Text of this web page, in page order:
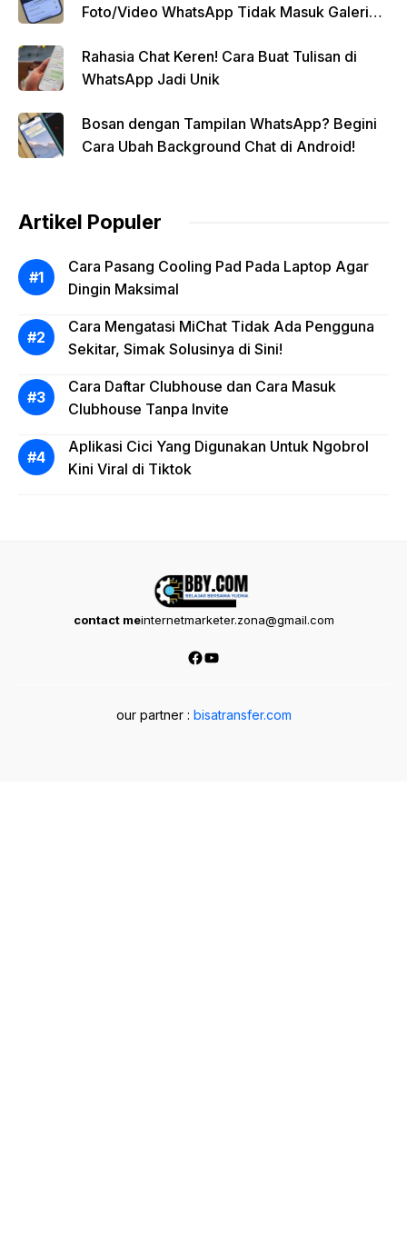
Foto/Video WhatsApp Tidak Masuk Galeri
Rahasia Chat Keren! Cara Buat Tulisan di
WhatsApp Jadi Unik
Bosan dengan Tampilan WhatsApp? Begini
Cara Ubah Background Chat di Android!
Artikel Populer
Cara Pasang Cooling Pad Pada Laptop Agar
Dingin Maksimal
Cara Mengatasi MiChat Tidak Ada Pengguna
Sekitar, Simak Solusinya di Sini!
Cara Daftar Clubhouse dan Cara Masuk
Clubhouse Tanpa Invite
Aplikasi Cici Yang Digunakan Untuk Ngobrol
Kini Viral di Tiktok
contact meinternetmarketer.zona@gmail.com
Facebook
YouTube
our partner : bisatransfer.com